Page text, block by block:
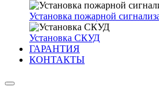
Установка пожарной
Установка СКУД
ГАРАНТИЯ
КОНТАКТЫ